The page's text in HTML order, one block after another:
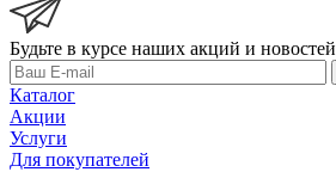
Будьте в курсе наших акций и новостей
Каталог
Акции
Услуги
Для покупателей